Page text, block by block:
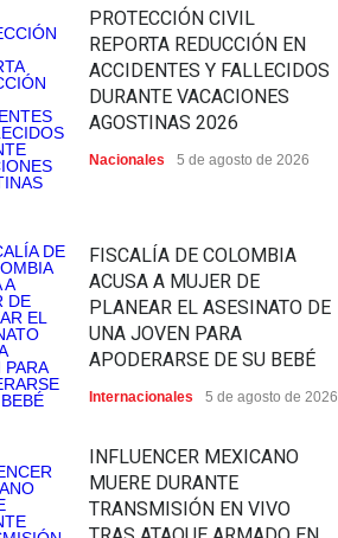
PROTECCIÓN CIVIL
REPORTA REDUCCIÓN EN
ACCIDENTES Y FALLECIDOS
DURANTE VACACIONES
AGOSTINAS 2026
Nacionales 5 de agosto de 2026
FISCALÍA DE COLOMBIA
ACUSA A MUJER DE
PLANEAR EL ASESINATO DE
UNA JOVEN PARA
APODERARSE DE SU BEBÉ
Internacionales 5 de agosto de 2026
INFLUENCER MEXICANO
MUERE DURANTE
TRANSMISIÓN EN VIVO